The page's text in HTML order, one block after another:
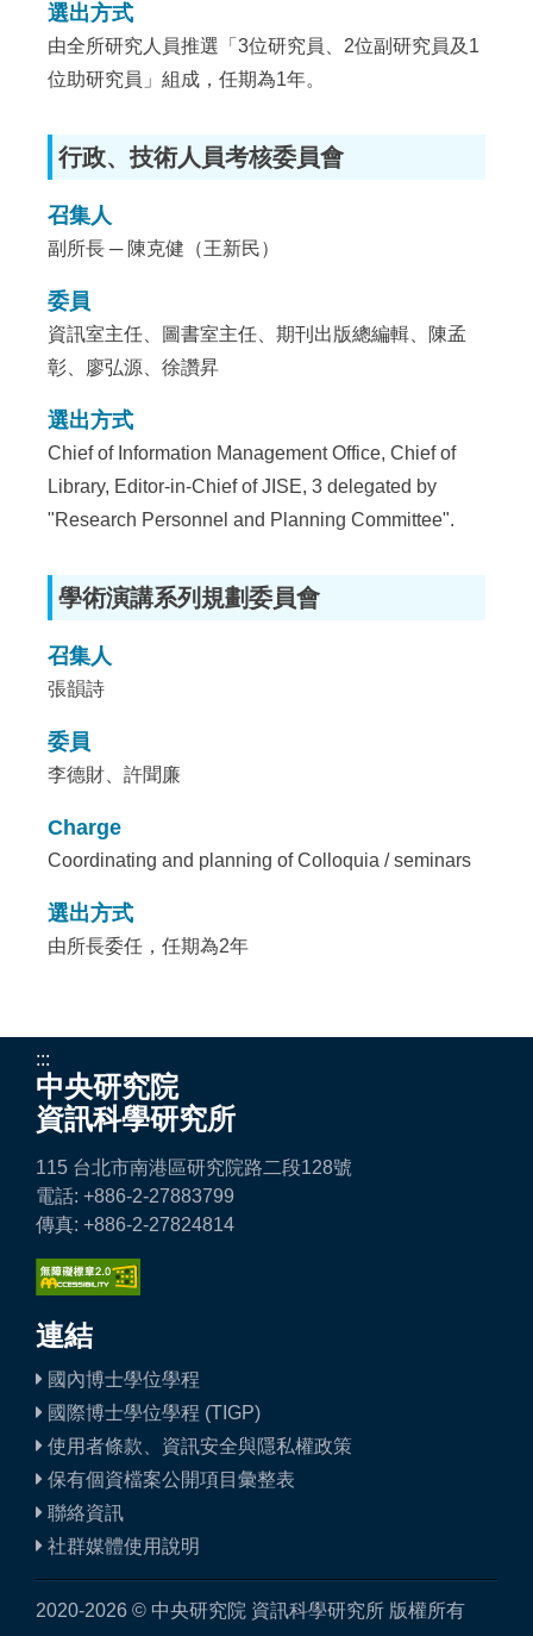
選出方式
由全所研究人員推選「3位研究員、2位副研究員及1
位助研究員」組成，任期為1年。
行政、技術人員考核委員會
召集人
副所長 ─ 陳克健（王新民）
委員
資訊室主任、圖書室主任、期刊出版總編輯、陳孟
彰、廖弘源、徐讚昇
選出方式
Chief of Information Management Office, Chief of
Library, Editor-in-Chief of JISE, 3 delegated by
"Research Personnel and Planning Committee".
學術演講系列規劃委員會
召集人
張韻詩
委員
李德財、許聞廉
Charge
Coordinating and planning of Colloquia / seminars
選出方式
由所長委任，任期為2年
:::
中央研究院
資訊科學研究所
115 台北市南港區研究院路二段128號
電話: +886-2-27883799
傳真: +886-2-27824814
連結
國內博士學位學程
國際博士學位學程 (TIGP)
使用者條款、資訊安全與隱私權政策
保有個資檔案公開項目彙整表
聯絡資訊
社群媒體使用說明
2020-2026 © 中央研究院 資訊科學研究所 版權所有